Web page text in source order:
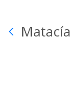
Matacía